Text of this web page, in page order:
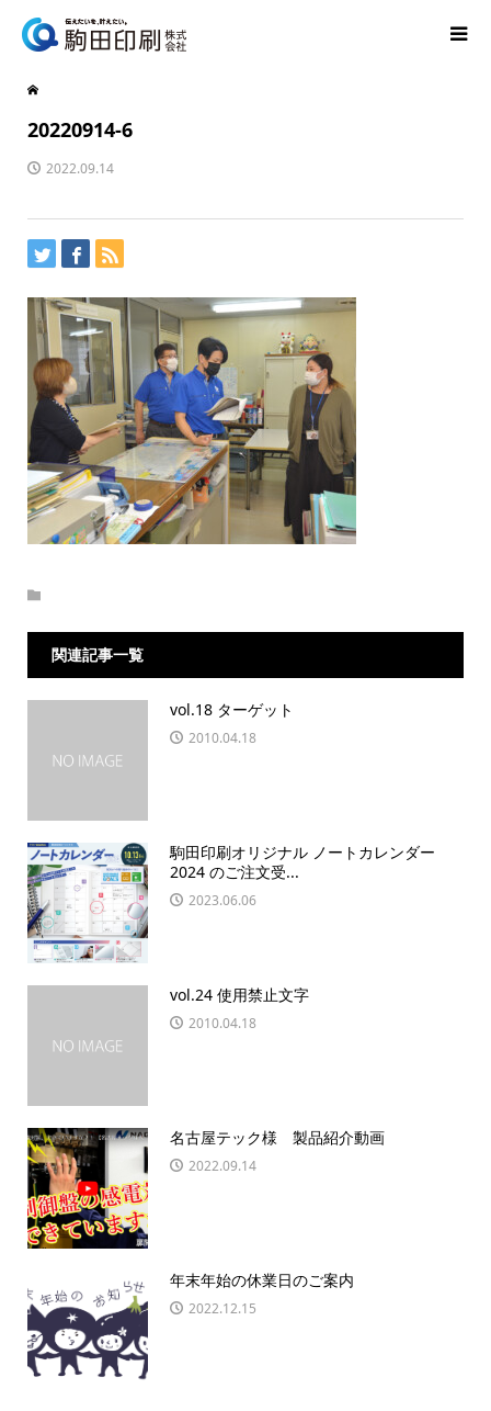
20220914-6
2022.09.14
関連記事一覧
vol.18 ターゲット
2010.04.18
駒田印刷オリジナル ノートカレンダー
2024 のご注文受...
2023.06.06
vol.24 使用禁止文字
2010.04.18
名古屋テック様 製品紹介動画
2022.09.14
年末年始の休業日のご案内
2022.12.15